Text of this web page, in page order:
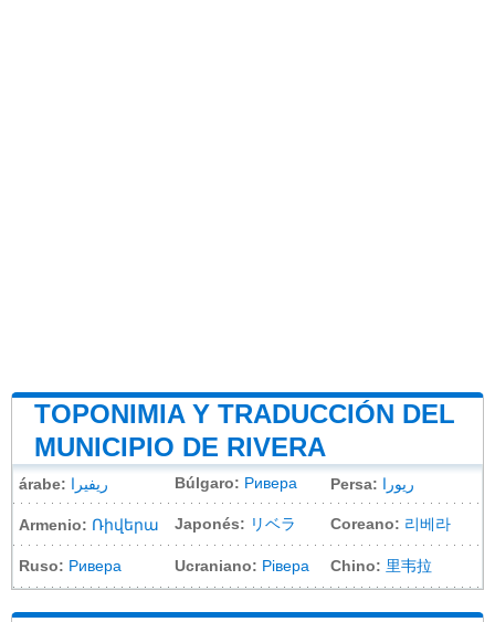
TOPONIMIA Y TRADUCCIÓN DEL
MUNICIPIO DE RIVERA
árabe: ريفيرا Búlgaro: Ривера Persa: ریورا
Armenio: Ռիվերա Japonés: リベラ Coreano: 리베라
Ruso: Ривера Ucraniano: Рівера Chino: 里韦拉